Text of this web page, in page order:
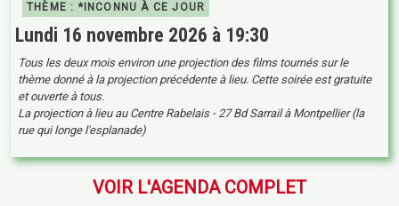
THÈME : *INCONNU À CE JOUR
Lundi 16 novembre 2026 à 19:30
Tous les deux mois environ une projection des films tournés sur le
thème donné à la projection précédente à lieu. Cette soirée est gratuite
et ouverte à tous.
La projection à lieu au Centre Rabelais - 27 Bd Sarrail à Montpellier (la
rue qui longe l'esplanade)
VOIR L'AGENDA COMPLET